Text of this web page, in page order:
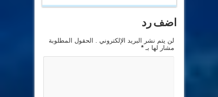
اضف رد
لن يتم نشر البريد الإلكتروني . الحقول المطلوبة
مشار لها بـ*